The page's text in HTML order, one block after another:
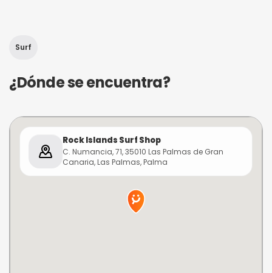
Surf
¿Dónde se encuentra?
Rock Islands Surf Shop
C. Numancia, 71, 35010 Las Palmas de Gran
Canaria, Las Palmas, Palma